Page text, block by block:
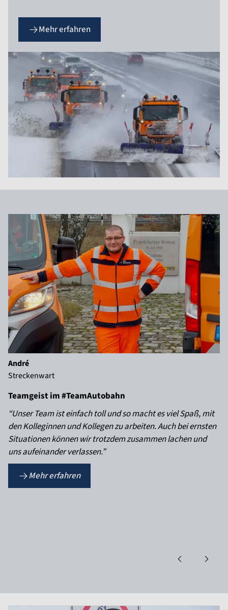
Mehr erfahren
Teamgeist im #TeamAutobahn
“Unser Team ist einfach toll und so macht es viel Spaß, mit
den Kolleginnen und Kollegen zu arbeiten. Auch bei ernsten
Situationen können wir trotzdem zusammen lachen und
uns aufeinander verlassen.”
Mehr erfahren
André
Streckenwart